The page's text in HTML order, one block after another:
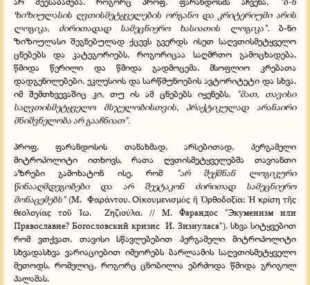
ზიზიულასის ღვთისმეტყველების ორგანო და კრიტერიუმი არის
ლოგიკა, ძირითადად სამეცნიერო ხასიათის ლოგიკა".ბ-ნი
ზიზიულასი შეგნებულად ქცევს გვერდს ისეთ საღვთისმეტყველო
ცნებებს და კატეგორიებს, როგორიცაა საღმრთო გამოცხადება,
წმიდა წერილი და წმიდა გადმოცემა, მსოფლიო კრებათა
დადგენილებები, ეკლესიის და სარწმუნოების ავტორიტეტი და სხვა.
იმ შემთხვევაშიც კი, თუ ის ამ ცნებებს იყენებს,
"მათ, თავისი
საღვთისმეტყველო მსჯელობისთვის, პრაქტიკულად არანაირი
მნიშვნელობა არ გააჩნიათ".
პროფ. ფარანდოსის თანახმად, არსებითად, პერგამელი
მიტროპოლიტი ითხოვს, რათა ღვთისმეტყველებმა თავიანთი
აზრები გამოხატონ ისე, რომ
"არ შექმნან ლოგიკური
წინააღმდეგობები და არ შეეტაკონ ძირითად სამეცნიერო
მონაცემებს"(Μ. Φαράντου, Οἰκουμενισμὸςἢ Ὀρθοδοξία;Ἡ κρίση τῆς
θεολογίας τοῦ Ἰω.
Ζηζιούλα. // М. Фарандос "Экуменизм или
Православие? Богословский кризис И. Зизиуласа"). სხვა სიტყვებით
რომ ვთქვათ, თავისი სწავლებებით პერგამელი მიტროპოლიტი
სხვადასხვა ვარიაციებით იმეორებს ბარლაამის საღვთისმეტყველო
მეთოდს, რომელიც, როგორც ცნობილია ებრძოდა წმიდა გრიგოლ
პალამას.